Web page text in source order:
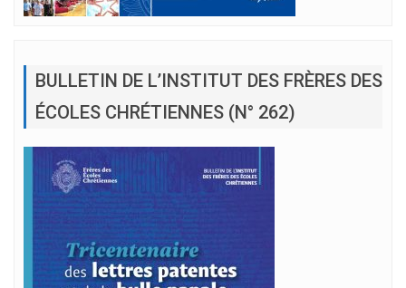
BULLETIN DE L’INSTITUT DES FRÈRES DES
ÉCOLES CHRÉTIENNES (N° 262)